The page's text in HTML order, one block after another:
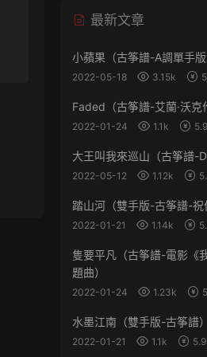
最新文章
小蘋果（古筝譜-A調單手版
2022-05-18 3.15k
Faded（古筝譜-艾蘭·沃克
2022-01-24 1.1k
大王叫我來巡山（古筝譜-D
2022-05-12 1.12k
踏山河（雙手版-古筝譜-祝
2022-01-21 1.14k
隻要平凡（古筝譜-電影《
題曲）
2022-01-24 1.23k
水墨江南（雙手版-古筝譜）
2022-01-21 1.1k